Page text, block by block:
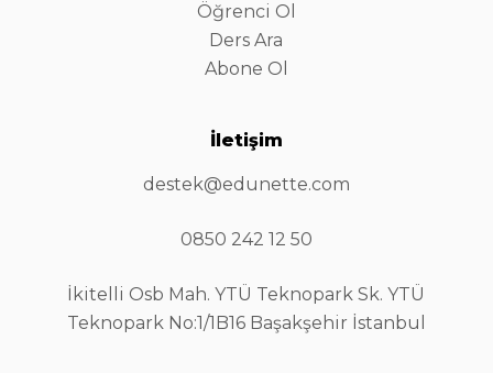
Öğrenci Ol
Ders Ara
Abone Ol
İletişim
destek@edunette.com
0850 242 12 50
İkitelli Osb Mah. YTÜ Teknopark Sk. YTÜ
Teknopark No:1/1B16 Başakşehir İstanbul